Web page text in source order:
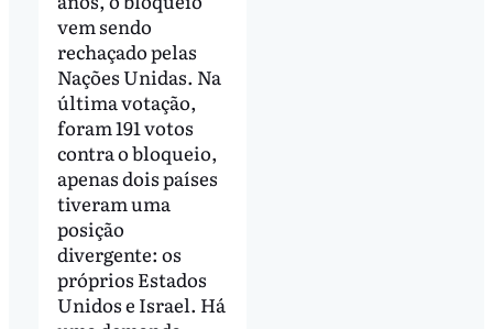
vem sendo
rechaçado pelas
Nações Unidas. Na
última votação,
foram 191 votos
contra o bloqueio,
apenas dois países
tiveram uma
posição
divergente: os
próprios Estados
Unidos e Israel. Há